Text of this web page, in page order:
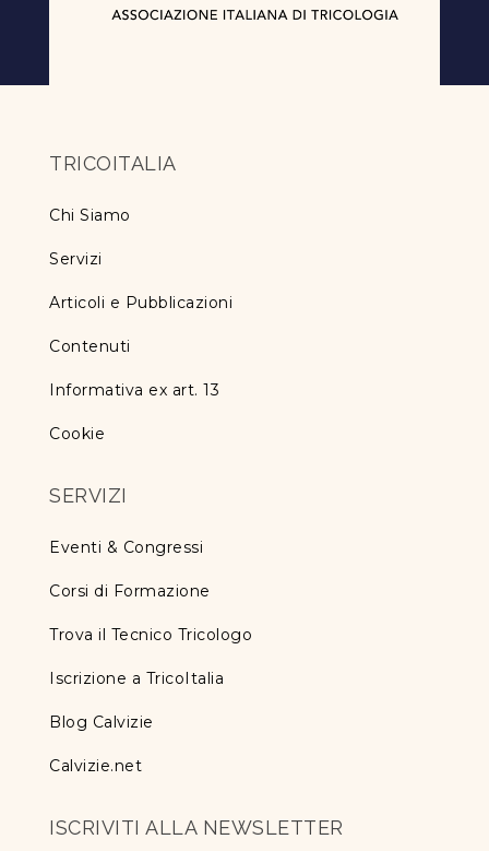
TRICOITALIA
Chi Siamo
Servizi
Articoli e Pubblicazioni
Contenuti
Informativa ex art. 13
Cookie
SERVIZI
Eventi & Congressi
Corsi di Formazione
Trova il Tecnico Tricologo
Iscrizione a TricoItalia
Blog Calvizie
Calvizie.net
ISCRIVITI ALLA NEWSLETTER